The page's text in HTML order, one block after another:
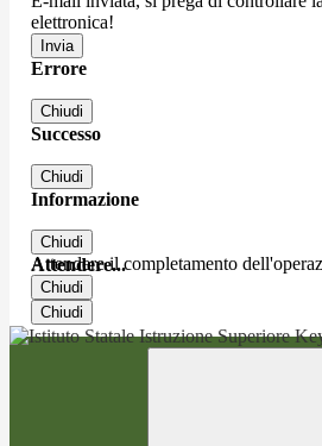
elettronica!
Errore
Chiudi
Successo
Chiudi
Informazione
Chiudi
Attendere...
Attendere il completamento
Chiudi
Chiudi